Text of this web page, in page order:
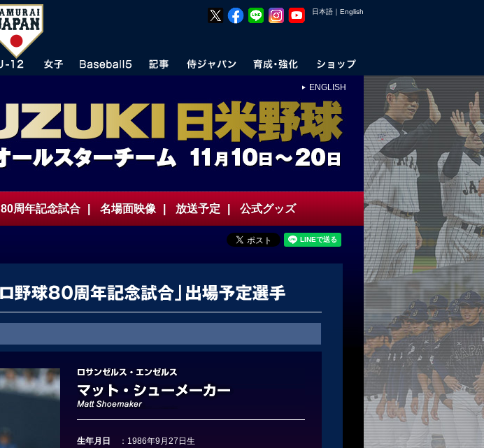
日本語 ｜ English
ENGLISH
80周年記念試合 名場面映像 放送予定 公式グッズ
生年月日 ： 1986年9月27日生